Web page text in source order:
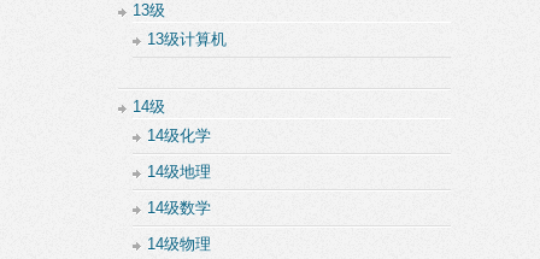
13级
13级计算机
14级
14级化学
14级地理
14级数学
14级物理